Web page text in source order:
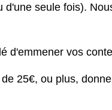
seule fois).
d'emmener vos
25€, ou plus,